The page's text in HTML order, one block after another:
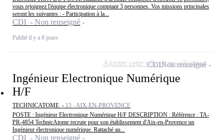
vous rejoignez l'équipe électronique comptant 3 personnes. Vos missions principales
seront les suivantes : - Participation à la...
CDI - Non renseigné
Publié il y a 8 jours
Ingénieur Electronique Numérique
H/F
TECHNICATOME - 13 - AIX-EN-PROVENCE
POSTE : Ingénieur Electronique Numérique H/F DESCRIPTION : Référence : TA-
PR-4854 TechnicAtome recrute pour son établissement d'Aix-en-Provence un
Ingénieur électronique numérique. Rattaché au...
CDI - Non renseigné
CDINon renseigné
Ajouter cette offre à ma sélection